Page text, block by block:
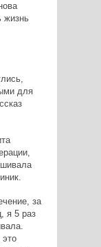
жизнь
для
за
я 5 раз